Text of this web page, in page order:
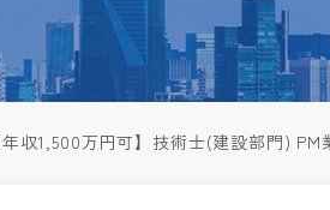
年収1,500万円可】技術士(建設部門)